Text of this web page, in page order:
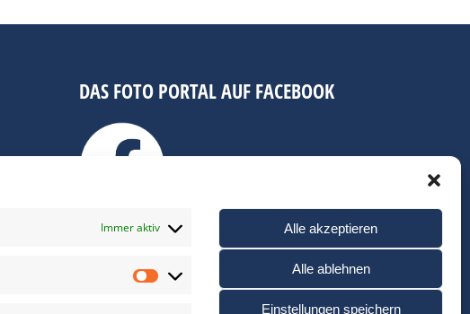
Immer aktiv
Statistiken
Alle akzeptieren
Alle ablehnen
Einstellungen speichern
DAS FOTO PORTAL AUF FACEBOOK